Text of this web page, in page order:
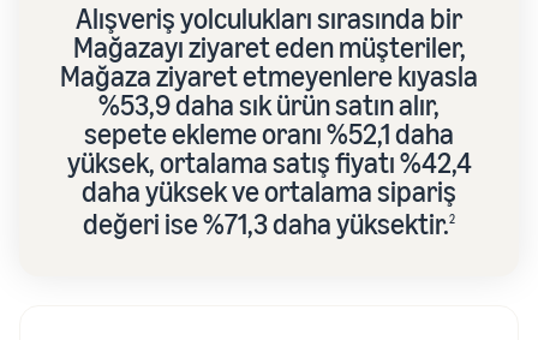
Alışveriş yolculukları sırasında bir
Mağazayı ziyaret eden müşteriler,
Mağaza ziyaret etmeyenlere kıyasla
%53,9 daha sık ürün satın alır,
sepete ekleme oranı %52,1 daha
yüksek, ortalama satış fiyatı %42,4
daha yüksek ve ortalama sipariş
değeri ise %71,3 daha yüksektir.2